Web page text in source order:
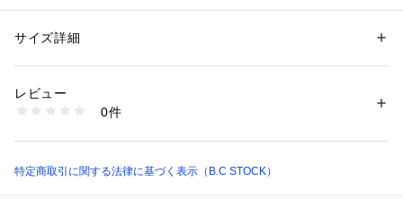
なデザインは、カジュアルからきれいめまで幅広いスタイリン
素材
ゴールド(090):真鍮、金めっき
※取り扱いについては、商品についている品質表示でご確認く
性別：レディース
商品番号：
26091710001210 （ショップ）
サイズ詳細
レビュー
0件
特定商取引に関する法律に基づく表示（B.C STOCK）